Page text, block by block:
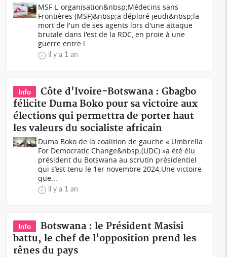
MSF L' organisation&nbsp;Médecins sans
Frontières (MSF)&nbsp;a déploré jeudi&nbsp;la
mort de l'un de ses agents lors d'une attaque
brutale dans l'est de la RDC, en proie à une
guerre entre l...
il y a 1 an
Info
Côte d'Ivoire-Botswana : Gbagbo
félicite Duma Boko pour sa victoire aux
élections qui permettra de porter haut
les valeurs du socialiste africain
Duma Boko de la coalition de gauche « Umbrella
For Democratic Change&nbsp;(UDC) »a été élu
président du Botswana au scrutin présidentiel
qui s’est tenu le 1er novembre 2024.Une victoire
que...
il y a 1 an
Info
Botswana : le Président Masisi
battu, le chef de l'opposition prend les
rênes du pays